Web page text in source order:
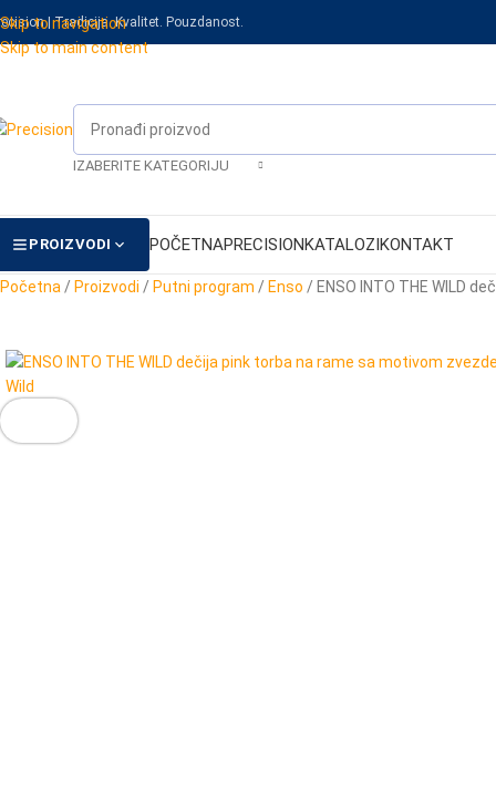
Skip to navigation
Skip to main content
| Tradicija. Kvalitet. Pouzdanost.
IZABERITE KATEGORIJU
PROIZVODI POČETNAPRECISIONKATALOZIKONTAKT
Početna / Proizvodi / Putni program / Enso / ENSO INTO THE WILD